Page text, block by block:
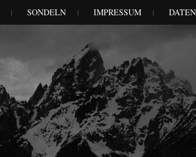
SONDELN IMPRESSUM